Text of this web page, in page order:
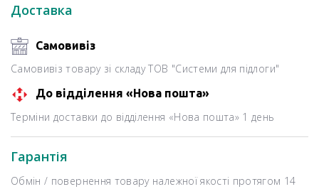
Доставка
Самовивіз
Самовивіз товару зі складу ТОВ "Системи для підлоги"
До відділення «Нова пошта»
Терміни доставки до відділення «Нова пошта» 1 день
Гарантія
Обмін / повернення товару належної якості протягом 14